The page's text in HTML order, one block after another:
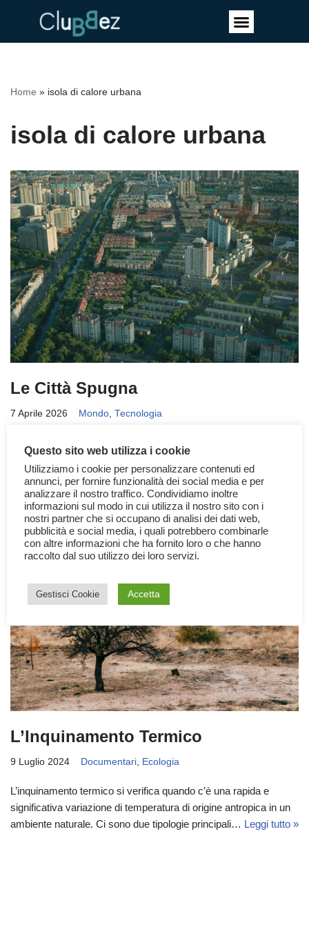
Home » isola di calore urbana
isola di calore urbana
Le Città Spugna
7 Aprile 2026 Mondo, Tecnologia
climatici e al surriscaldamento globale, stanno diventando città
spugna. Una città spugna è un tipo di…Leggi tutto »
L’Inquinamento Termico
9 Luglio 2024 Documentari Ecologia
L’inquinamento termico si verifica quando c’è una rapida e
significativa variazione di temperatura di origine antropica in un
ambiente naturale. Ci sono due tipologie principali… Leggi tutto »
Questo sito web utilizza i cookie
Utilizziamo i cookie per personalizzare contenuti ed
annunci, per fornire funzionalità dei social media e per
analizzare il nostro traffico. Condividiamo inoltre
informazioni sul modo in cui utilizza il nostro sito con i
nostri partner che si occupano di analisi dei dati web,
pubblicità e social media, i quali potrebbero combinarle
con altre informazioni che ha fornito loro o che hanno
raccolto dal suo utilizzo dei loro servizi.
Gestisci Cookie Accetta